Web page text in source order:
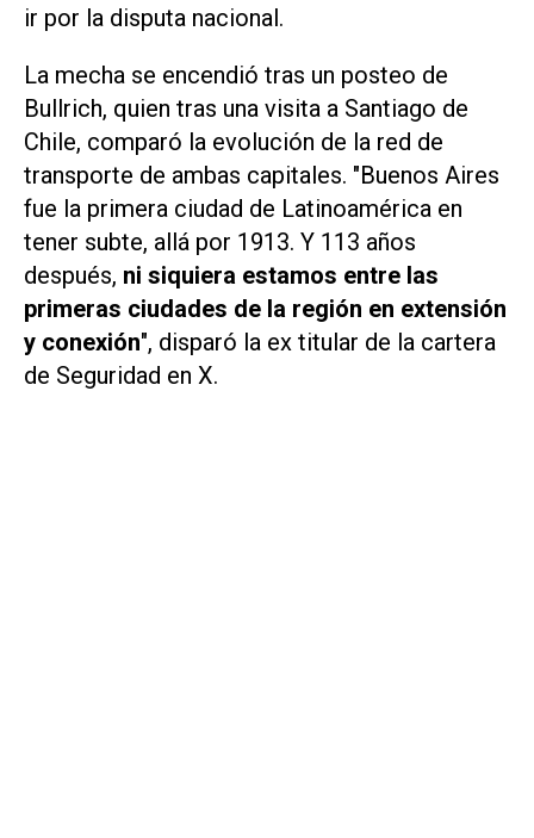
ir por la disputa nacional.
La mecha se encendió tras un posteo de
Bullrich, quien tras una visita a Santiago de
Chile, comparó la evolución de la red de
transporte de ambas capitales. "Buenos Aires
fue la primera ciudad de Latinoamérica en
tener subte, allá por 1913. Y 113 años
después, ni siquiera estamos entre las
primeras ciudades de la región en extensión
y conexión", disparó la ex titular de la cartera
de Seguridad en X.